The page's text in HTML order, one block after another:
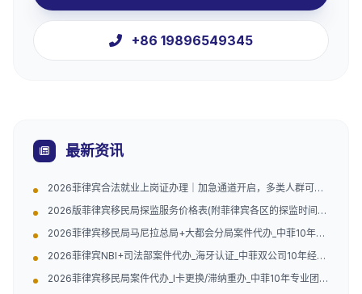
+86 19896549345
最新资讯
2026菲律宾合法就业上岗证办理｜加急通道开启，多类人群可
2026版菲律宾移民局探监服务价格表(附菲律宾各区的探监时间和
2026菲律宾移民局马尼拉总局+大都会分局案件代办_中菲10年经
2026菲律宾NBI+司法部案件代办_海牙认证_中菲双公司10年经验
2026菲律宾移民局案件代办_I卡更换/滞纳重办_中菲10年专业团队